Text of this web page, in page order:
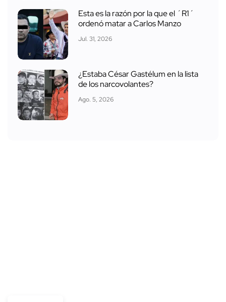
Esta es la razón por la que el ´R1´
ordenó matar a Carlos Manzo
Jul. 31, 2026
¿Estaba César Gastélum en la lista
de los narcovolantes?
Ago. 5, 2026